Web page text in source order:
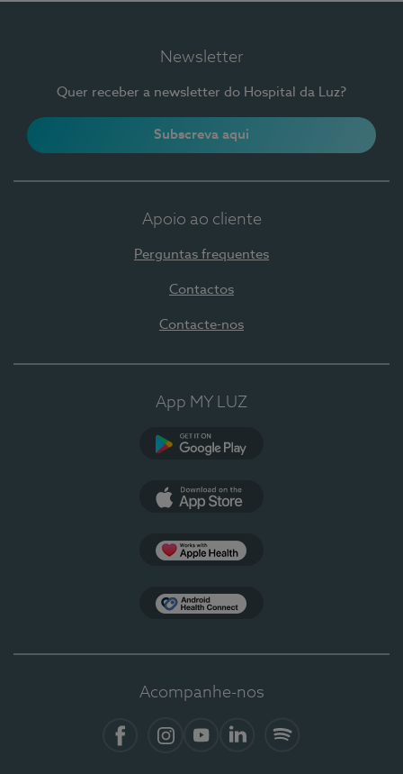
Newsletter
Quer receber a newsletter do Hospital da Luz?
Subscreva aqui
Apoio ao cliente
Perguntas frequentes
Contactos
Contacte-nos
App MY LUZ
Acompanhe-nos